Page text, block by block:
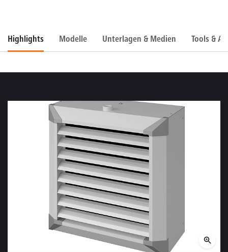
Highlights Modelle Unterlagen & Medien Tools &